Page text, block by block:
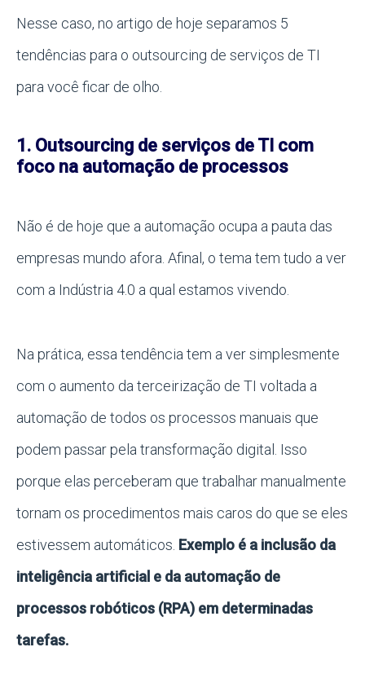
Nesse caso, no artigo de hoje separamos 5
tendências para o outsourcing de serviços de TI
para você ficar de olho.
1. Outsourcing de serviços de TI com
foco na automação de processos
Não é de hoje que a automação ocupa a pauta das
empresas mundo afora. Afinal, o tema tem tudo a ver
com a Indústria 4.0 a qual estamos vivendo.
Na prática, essa tendência tem a ver simplesmente
com o aumento da terceirização de TI voltada a
automação de todos os processos manuais que
podem passar pela transformação digital. Isso
porque elas perceberam que trabalhar manualmente
tornam os procedimentos mais caros do que se eles
estivessem automáticos. Exemplo é a inclusão da
inteligência artificial e da automação de
processos robóticos (RPA) em determinadas
tarefas.